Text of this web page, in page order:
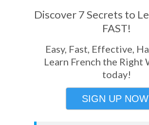
Discover 7 Secrets to
FAST!
Easy, Fast, Effective,
Learn French the Right
today!
SIGN UP